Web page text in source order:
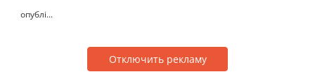
опублі...
Отключить рекламу